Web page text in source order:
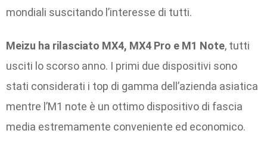
mondiali suscitando l’interesse di tutti.
Meizu ha rilasciato MX4, MX4 Pro e M1 Note, tutti
usciti lo scorso anno. I primi due dispositivi sono
stati considerati i top di gamma dell’azienda asiatica
mentre l’M1 note è un ottimo dispositivo di fascia
media estremamente conveniente ed economico.